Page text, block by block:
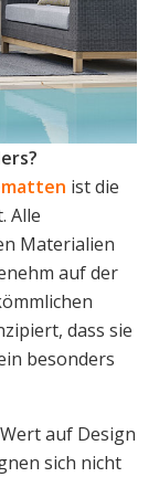
ist die
Alle
Materialien
auf der
dass sie
besonders
auf Design
sich nicht